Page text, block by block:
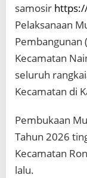
n
a
n
K
e
c
a
a
a
n
samosir
Pelaksanaan
Pembangunan
Kecamatan
seluruh
Kecamatan di
Pembukaan
Tahun 2026
Kecamatan
lalu.